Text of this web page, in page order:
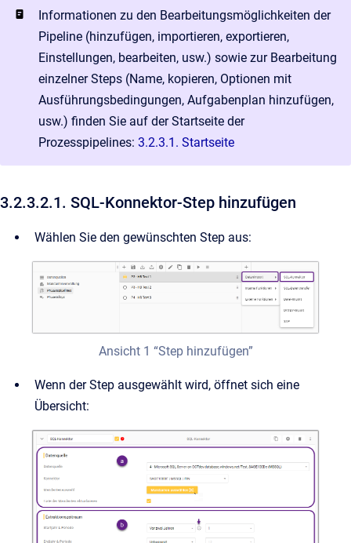
Informationen zu den Bearbeitungsmöglichkeiten der
Pipeline (hinzufügen, importieren, exportieren,
Einstellungen, bearbeiten, usw.) sowie zur Bearbeitung
einzelner Steps (Name, kopieren, Optionen mit
Ausführungsbedingungen, Aufgabenplan hinzufügen,
usw.) finden Sie auf der Startseite der
Prozesspipelines: 3.2.3.1. Startseite
3.2.3.2.1. SQL-Konnektor-Step hinzufügen
Wählen Sie den gewünschten Step aus:
Ansicht 1 “Step hinzufügen”
Wenn der Step ausgewählt wird, öffnet sich eine
Übersicht: